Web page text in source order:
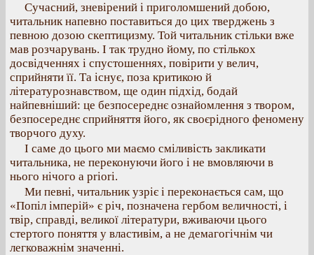
Сучасний, зневірений і приголомшений добою,
читальник напевно поставиться до цих тверджень з
певною дозою скептицизму. Той читальник стільки вже
мав розчарувань. І так трудно йому, по стількох
досвідченнях і спустошеннях, повірити у велич,
сприйняти її. Та існує, поза критикою й
літературознавством, ще один підхід, бодай
найпевніший: це безпосереднє ознайомлення з твором,
безпосереднє сприйняття його, як своєрідного феномену
творчого духу.
І саме до цього ми маємо сміливість закликати
читальника, не переконуючи його і не вмовляючи в
нього нічого a priori.
Ми певні, читальник узріє і переконається сам, що
«Попіл імперій» є річ, позначена гербом величності, і
твір, справді, великої літератури, вживаючи цього
стертого поняття у властивім, а не демагогічнім чи
легковажнім значенні.